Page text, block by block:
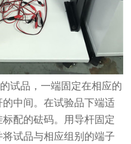
品，一端固定在相应的
中间。在试验品下端适
配的砝码。用导杆固定
试品与相应组别的端子